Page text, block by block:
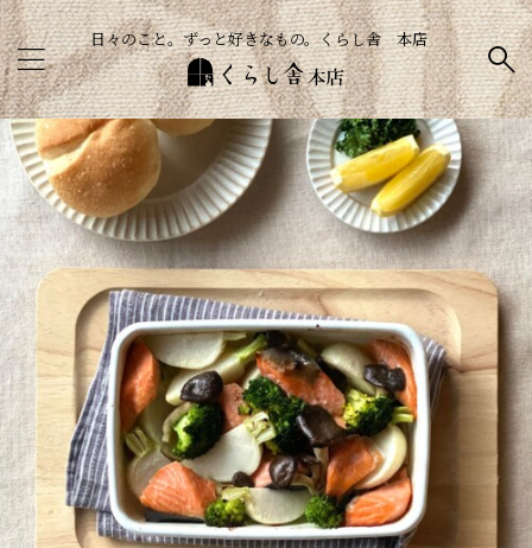
日々のこと。ずっと好きなもの。くらし舎 本店